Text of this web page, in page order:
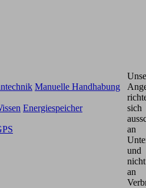
Manuelle Handhabung
Energiespeicher
sich
an
und
nicht
an